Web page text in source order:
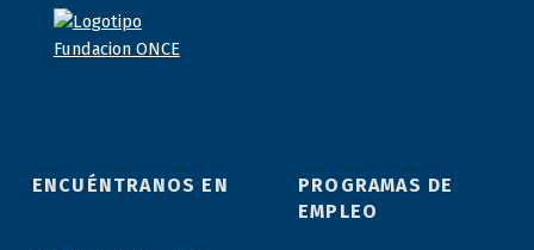
ENCUÉNTRANOS EN
PROGRAMAS DE
EMPLEO